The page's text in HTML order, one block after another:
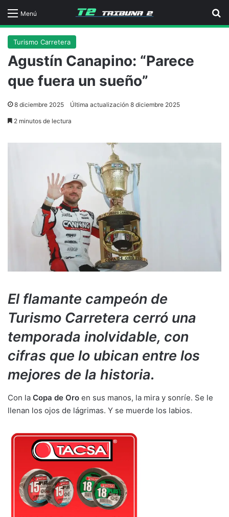
Menú
Turismo Carretera
Agustín Canapino: “Parece
que fuera un sueño”
8 diciembre 2025 Última actualización 8 diciembre 2025
2 minutos de lectura
El flamante campeón de
Turismo Carretera cerró una
temporada inolvidable, con
cifras que lo ubican entre los
mejores de la historia.
Con la Copa de Oro en sus manos, la mira y sonríe. Se le
llenan los ojos de lágrimas. Y se muerde los labios.